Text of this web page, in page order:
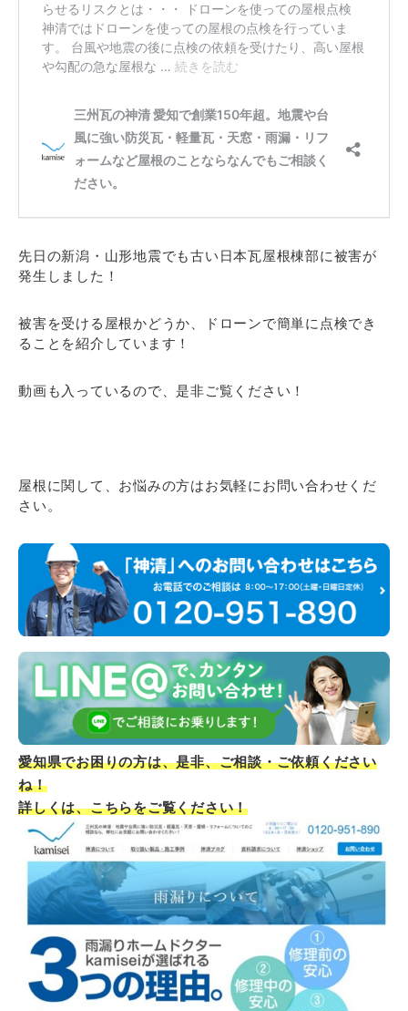
先日の新潟・山形地震でも古い日本瓦屋根棟部に被害が
発生しました！
被害を受ける屋根かどうか、ドローンで簡単に点検でき
ることを紹介しています！
動画も入っているので、是非ご覧ください！
屋根に関して、お悩みの方はお気軽にお問い合わせくだ
さい。
愛知県でお困りの方は、是非、ご相談・ご依頼ください
ね！
詳しくは、こちらをご覧ください！